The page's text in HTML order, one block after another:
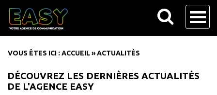
VOUS ÊTES ICI : ACCUEIL»ACTUALITÉS
DÉCOUVREZ LES DERNIÈRES ACTUALITÉS
DE L'AGENCE EASY